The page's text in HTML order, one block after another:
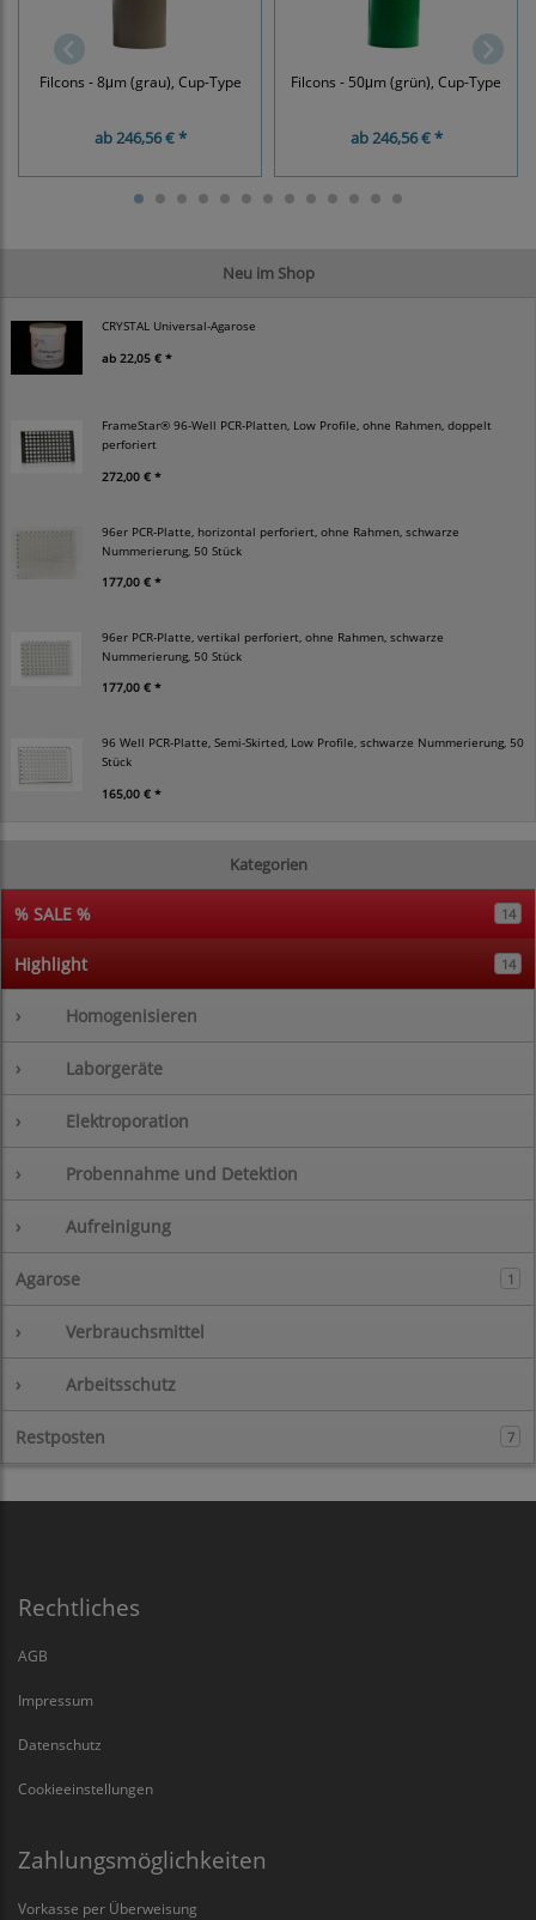
Neu im Shop
CRYSTAL Universal-Agarose
ab 22,05 € *
FrameStar® 96-Well PCR-Platten, Low Profile, ohne Rahmen, doppelt
perforiert
272,00 € *
96er PCR-Platte, horizontal perforiert, ohne Rahmen, schwarze
Nummerierung, 50 Stück
177,00 € *
96er PCR-Platte, vertikal perforiert, ohne Rahmen, schwarze
Nummerierung, 50 Stück
177,00 € *
96 Well PCR-Platte, Semi-Skirted, Low Profile, schwarze Nummerierung, 50
Stück
165,00 € *
Kategorien
% SALE % 14
Highlight 14
› Homogenisieren
› Laborgeräte
› Elektroporation
› Probennahme und Detektion
› Aufreinigung
Agarose 1
› Verbrauchsmittel
› Arbeitsschutz
Restposten 7
Filcons - 8μm (grau), Cup-Type
ab246,56 € *
Filcons - 50μm (grün), Cup-Type
ab246,56 € *
Rechtliches
AGB
Impressum
Datenschutz
Cookieeinstellungen
Zahlungsmöglichkeiten
Vorkasse per Überweisung